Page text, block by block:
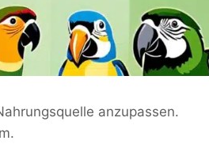
anzupassen.